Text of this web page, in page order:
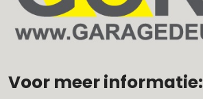
Voor meer informatie: